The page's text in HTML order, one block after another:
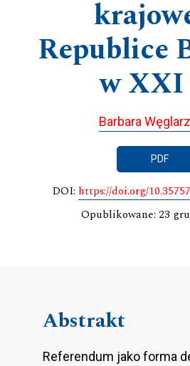
Republice
w XXI
Barbara Węglarz
PDF
DOI: https://doi.org/
Opublikowane: 23
Abstrakt
Referendum jako forma